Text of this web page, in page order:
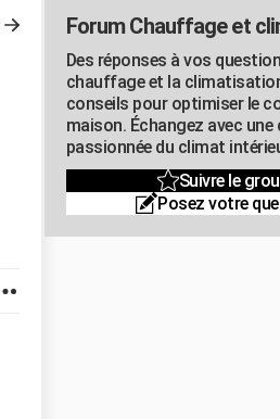
Forum Chauffage et
Des réponses à vos
chauffage et la
conseils pour optimiser le
maison. Échangez avec
passionnée du climat
Suivre le
Posez votre